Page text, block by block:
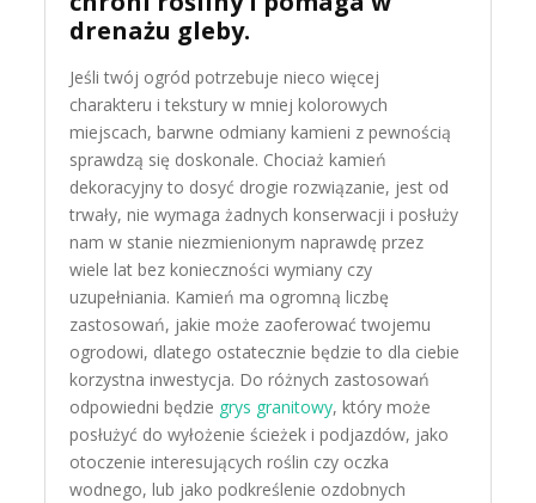
drenażu gleby.
Jeśli twój ogród potrzebuje nieco więcej
charakteru i tekstury w mniej kolorowych
miejscach, barwne odmiany kamieni z pewnością
sprawdzą się doskonale. Chociaż kamień
dekoracyjny to dosyć drogie rozwiązanie, jest od
trwały, nie wymaga żadnych konserwacji i posłuży
nam w stanie niezmienionym naprawdę przez
wiele lat bez konieczności wymiany czy
uzupełniania. Kamień ma ogromną liczbę
zastosowań, jakie może zaoferować twojemu
ogrodowi, dlatego ostatecznie będzie to dla ciebie
korzystna inwestycja. Do różnych zastosowań
odpowiedni będzie grys granitowy, który może
posłużyć do wyłożenie ścieżek i podjazdów, jako
otoczenie interesujących roślin czy oczka
wodnego, lub jako podkreślenie ozdobnych